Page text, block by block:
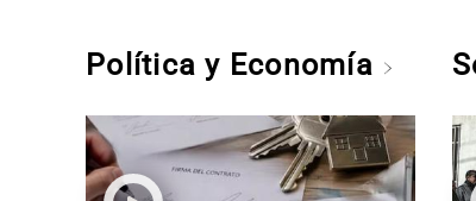
Política y Economía